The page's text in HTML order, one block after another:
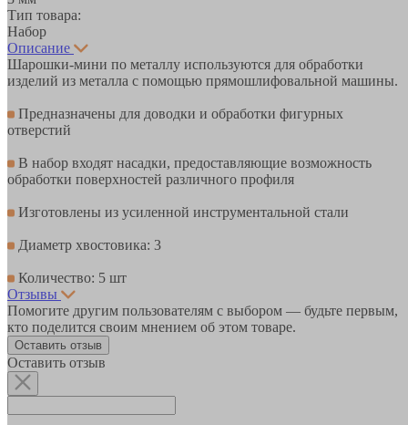
Тип товара:
Набор
Описание
Шарошки-мини по металлу используются для обработки
изделий из металла с помощью прямошлифовальной машины.
Предназначены для доводки и обработки фигурных
отверстий
В набор входят насадки, предоставляющие возможность
обработки поверхностей различного профиля
Изготовлены из усиленной инструментальной стали
Диаметр хвостовика: 3
Количество: 5 шт
Отзывы
Помогите другим пользователям с выбором — будьте первым,
кто поделится своим мнением об этом товаре.
Оставить отзыв
Оставить отзыв